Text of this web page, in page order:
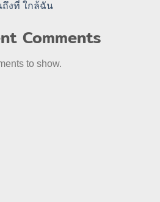
ถึงที่ ใกล้ฉัน
Comments
to show.